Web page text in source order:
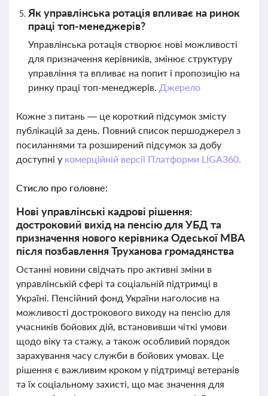
Як управлінська ротація впливає на ринок
праці топ-менеджерів?
Управлінська ротація створює нові можливості
для призначення керівників, змінює структуру
управління та впливає на попит і пропозицію на
ринку праці топ-менеджерів. Джерело
Кожне з питань — це короткий підсумок змісту
публікацій за день. Повний список першоджерел з
посиланнями та розширений підсумок за добу
доступні у комерційній версії Платформи LIGA360.
Стисло про головне:
Нові управлінські кадрові рішення:
достроковий вихід на пенсію для УБД та
призначення нового керівника Одеської МВА
після позбавлення Труханова громадянства
Останні новини свідчать про активні зміни в
управлінській сфері та соціальній підтримці в
Україні. Пенсійний фонд України наголосив на
можливості дострокового виходу на пенсію для
учасників бойових дій, встановивши чіткі умови
щодо віку та стажу, а також особливий порядок
зарахування часу служби в бойових умовах. Це
рішення є важливим кроком у підтримці ветеранів
та їх соціальному захисті, що має значення для